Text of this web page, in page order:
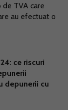
TVA care
au efectuat o
ce riscuri
depunerii cu